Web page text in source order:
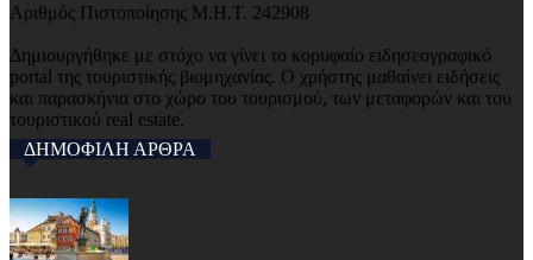
Αριθμός Πιστοποίησης Μ.Η.Τ. 242908
Δημιουργήθηκε με στόχο να γίνει το κορυφαίο ειδησεογραφικό
portal της τουριστικής βιομηχανίας. Ο χρήστης μαθαίνει ειδήσεις
και παρασκήνια στο χώρο του τουρισμού, των μεταφορών και του
τουριστικού real estate.
ΔΗΜΟΦΙΛΗ ΑΡΘΡΑ